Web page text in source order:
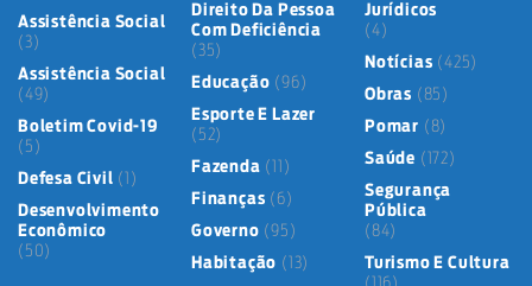
Assistência Social
(3)
Assistência Social
(49)
Boletim Covid-19
(5)
Defesa Civil (1)
Desenvolvimento
Econômico
(50)
Direito Da Pessoa
Com Deficiência
(35)
Educação (96)
Esporte E Lazer
(52)
Fazenda (11)
Finanças (6)
Governo (95)
Habitação (13)
Jurídicos
(4)
Notícias (425)
Obras (85)
Pomar (8)
Saúde (172)
Segurança
Pública
(84)
Turismo E Cultura